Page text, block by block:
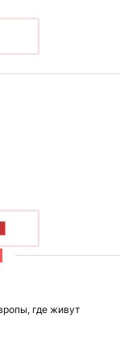
где живут